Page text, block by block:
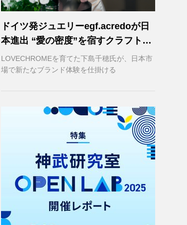
ドイツ発ジュエリーegf.acredoが日
本進出 “愛の密度”を宿すクラフトマ
ンシップ
LOVECHROMEを育てた下島千穂氏が、日本市
場で新たなブランド体験を仕掛ける